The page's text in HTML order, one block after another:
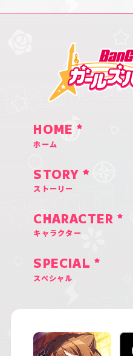
HOME
ホーム
STORY
ストーリー
CHARACTER
キャラクター
SPECIAL
スペシャル